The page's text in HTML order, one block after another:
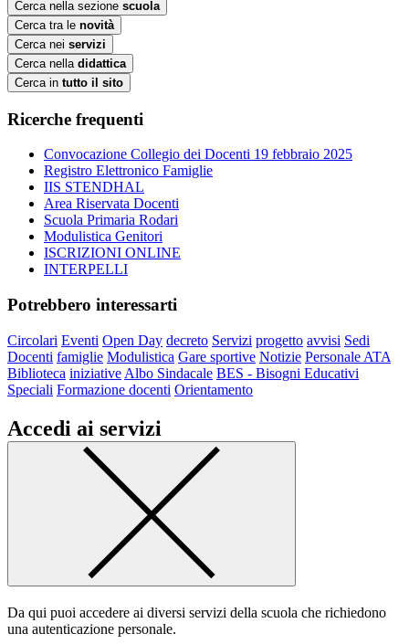
Cerca nella sezione scuola
Cerca tra le novità
Cerca nei servizi
Cerca nella didattica
Cerca in tutto il sito
Ricerche frequenti
Convocazione Collegio dei Docenti 19 febbraio 2025
Registro Elettronico Famiglie
IIS STENDHAL
Area Riservata Docenti
Scuola Primaria Rodari
Modulistica Genitori
ISCRIZIONI ONLINE
INTERPELLI
Potrebbero interessarti
Circolari Eventi Open Day decreto Servizi progetto avvisi Sedi
Docenti famiglie Modulistica Gare sportive Notizie Personale ATA
Biblioteca iniziative Albo Sindacale BES - Bisogni Educativi
Speciali Formazione docenti Orientamento
Accedi ai servizi
Da qui puoi accedere ai diversi servizi della scuola che richiedono
una autenticazione personale.